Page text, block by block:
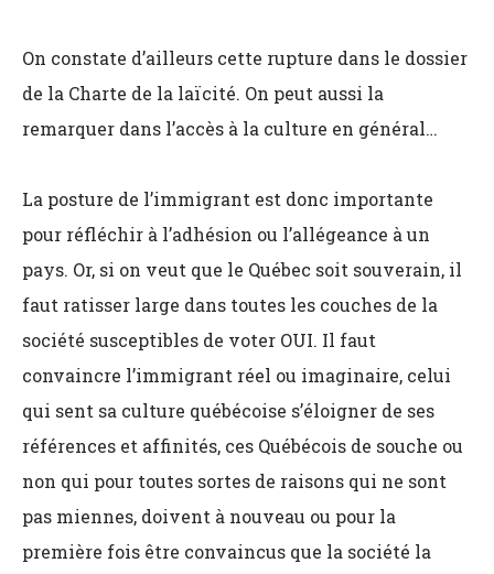
On constate d’ailleurs cette rupture dans le dossier
de la Charte de la laïcité. On peut aussi la
remarquer dans l’accès à la culture en général…
La posture de l’immigrant est donc importante
pour réfléchir à l’adhésion ou l’allégeance à un
pays. Or, si on veut que le Québec soit souverain, il
faut ratisser large dans toutes les couches de la
société susceptibles de voter OUI. Il faut
convaincre l’immigrant réel ou imaginaire, celui
qui sent sa culture québécoise s’éloigner de ses
références et affinités, ces Québécois de souche ou
non qui pour toutes sortes de raisons qui ne sont
pas miennes, doivent à nouveau ou pour la
première fois être convaincus que la société la